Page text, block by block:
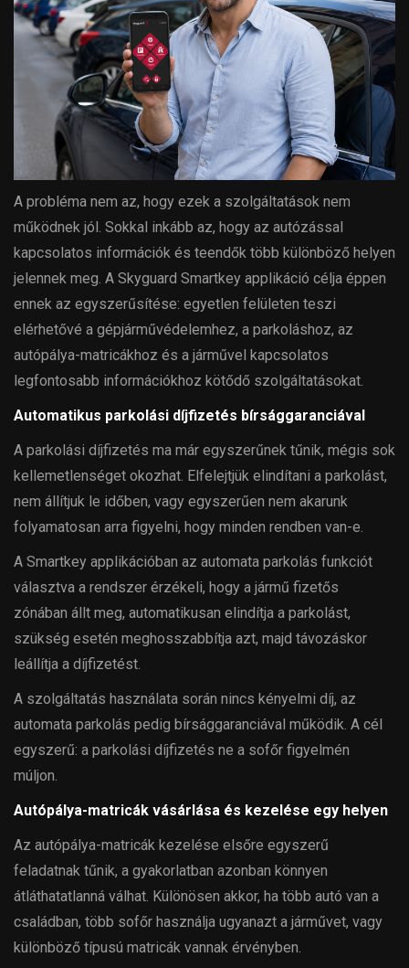
A probléma nem az, hogy ezek a szolgáltatások nem
működnek jól. Sokkal inkább az, hogy az autózással
kapcsolatos információk és teendők több különböző helyen
jelennek meg. A Skyguard Smartkey applikáció célja éppen
ennek az egyszerűsítése: egyetlen felületen teszi
elérhetővé a gépjárművédelemhez, a parkoláshoz, az
autópálya-matricákhoz és a járművel kapcsolatos
legfontosabb információkhoz kötődő szolgáltatásokat.
Automatikus parkolási díjfizetés bírsággaranciával
A parkolási díjfizetés ma már egyszerűnek tűnik, mégis sok
kellemetlenséget okozhat. Elfelejtjük elindítani a parkolást,
nem állítjuk le időben, vagy egyszerűen nem akarunk
folyamatosan arra figyelni, hogy minden rendben van-e.
A Smartkey applikációban az automata parkolás funkciót
választva a rendszer érzékeli, hogy a jármű fizetős
zónában állt meg, automatikusan elindítja a parkolást,
szükség esetén meghosszabbítja azt, majd távozáskor
leállítja a díjfizetést.
A szolgáltatás használata során nincs kényelmi díj, az
automata parkolás pedig bírsággaranciával működik. A cél
egyszerű: a parkolási díjfizetés ne a sofőr figyelmén
múljon.
Autópálya-matricák vásárlása és kezelése egy helyen
Az autópálya-matricák kezelése elsőre egyszerű
feladatnak tűnik, a gyakorlatban azonban könnyen
átláthatatlanná válhat. Különösen akkor, ha több autó van a
családban, több sofőr használja ugyanazt a járművet, vagy
különböző típusú matricák vannak érvényben.